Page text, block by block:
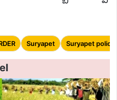
Suryapet Suryapet police